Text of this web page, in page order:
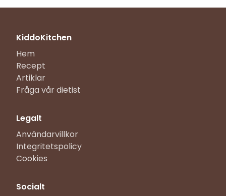
KiddoKitchen
Hem
Recept
Artiklar
Fråga vår dietist
Legalt
Användarvillkor
Integritetspolicy
Cookies
Socialt